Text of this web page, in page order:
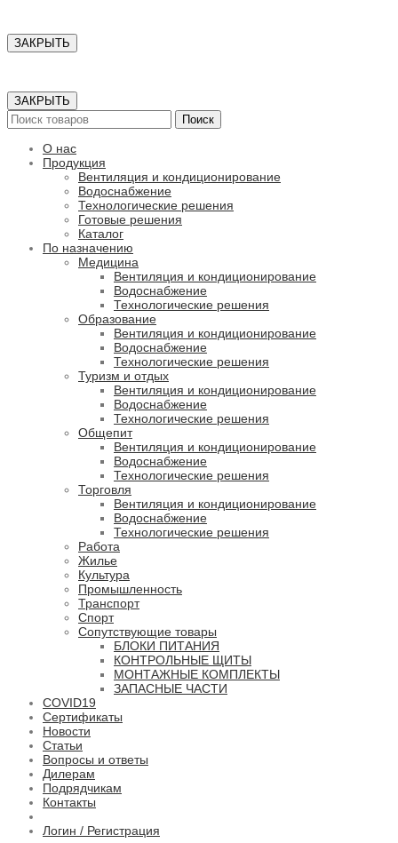
ЗАКРЫТЬ
ЗАКРЫТЬ
Поиск
О нас
Продукция
Вентиляция и кондиционирование
Водоснабжение
Технологические решения
Готовые решения
Каталог
По назначению
Медицина
Вентиляция и кондиционирование
Водоснабжение
Технологические решения
Образование
Вентиляция и кондиционирование
Водоснабжение
Технологические решения
Туризм и отдых
Вентиляция и кондиционирование
Водоснабжение
Технологические решения
Общепит
Вентиляция и кондиционирование
Водоснабжение
Технологические решения
Торговля
Вентиляция и кондиционирование
Водоснабжение
Технологические решения
Работа
Жилье
Культура
Промышленность
Транспорт
Спорт
Сопутствующие товары
БЛОКИ ПИТАНИЯ
КОНТРОЛЬНЫЕ ЩИТЫ
МОНТАЖНЫЕ КОМПЛЕКТЫ
ЗАПАСНЫЕ ЧАСТИ
COVID19
Сертификаты
Новости
Статьи
Вопросы и ответы
Дилерам
Подрядчикам
Контакты
Логин / Регистрация